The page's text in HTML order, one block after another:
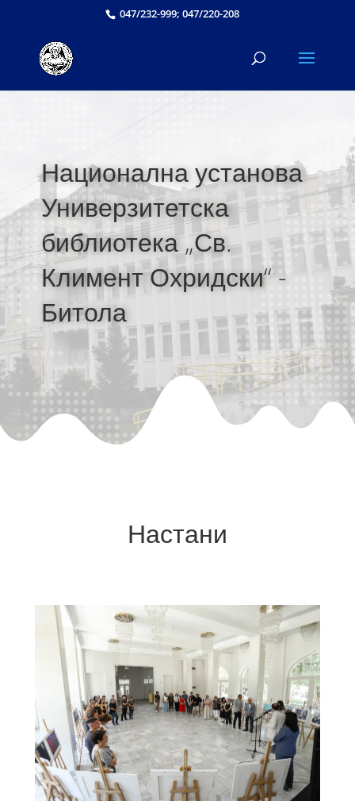
047/232-999; 047/220-208
Национална установа
Универзитетска
библиотека „Св.
Климент Охридски“ -
Битола
Настани